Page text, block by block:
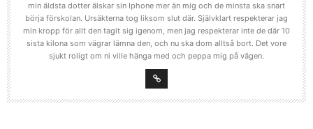
min äldsta dotter älskar sin Iphone mer än mig och de minsta ska snart
börja förskolan. Ursäkterna tog liksom slut där. Självklart respekterar jag
min kropp för allt den tagit sig igenom, men jag respekterar inte de där 10
sista kilona som vägrar lämna den, och nu ska dom alltså bort. Det vore
sjukt roligt om ni ville hänga med och peppa mig på vägen.